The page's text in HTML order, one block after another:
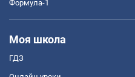
Формула-1
Моя школа
ГДЗ